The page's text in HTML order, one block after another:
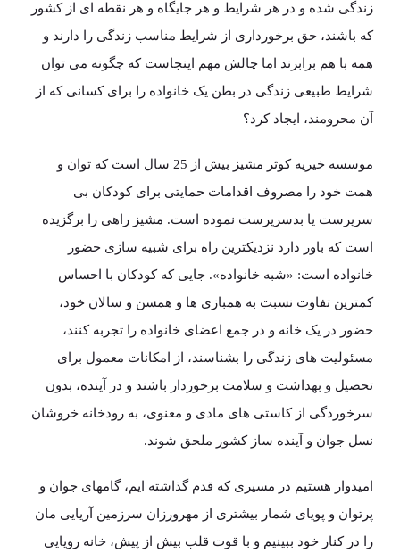
زندگی شده و در هر شرایط و هر جایگاه و هر نقطه ای از کشور
که باشند، حق برخورداری از شرایط مناسب زندگی را دارند و
همه با هم برابرند اما چالش مهم اینجاست که چگونه می توان
شرایط طبیعی زندگی در بطن یک خانواده را برای کسانی که از
آن محرومند، ایجاد کرد؟
موسسه خیریه کوثر مشیز بیش از 25 سال است که توان و
همت خود را مصروف اقدامات حمایتی برای کودکان بی
سرپرست یا بدسرپرست نموده است. مشیز راهی را برگزیده
است که باور دارد نزدیکترین راه برای شبیه سازی حضور
خانواده است: «شبه خانواده». جایی که کودکان با احساس
کمترین تفاوت نسبت به همبازی ها و همسن و سالان خود،
حضور در یک خانه و در جمع اعضای خانواده را تجربه کنند،
مسئولیت های زندگی را بشناسند، از امکانات معمول برای
تحصیل و بهداشت و سلامت برخوردار باشند و در آینده، بدون
سرخوردگی از کاستی های مادی و معنوی، به رودخانه خروشان
نسل جوان و آینده ساز کشور ملحق شوند.
امیدوار هستیم در مسیری که قدم گذاشته ایم، گامهای جوان و
پرتوان و پویای شمار بیشتری از مهرورزان سرزمین آریایی مان
را در کنار خود ببینیم و با قوت قلب بیش از پیش، خانه رویایی